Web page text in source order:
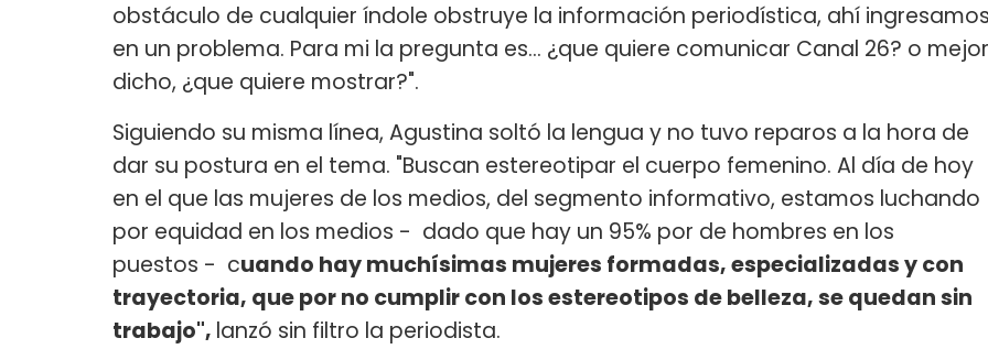
obstáculo de cualquier índole obstruye la información periodística, ahí
en un problema. Para mi la pregunta es... ¿que quiere comunicar Canal 26? o mejor
dicho, ¿que quiere mostrar?".
Siguiendo su misma línea, Agustina soltó la lengua y no tuvo reparos a la hora de
dar su postura en el tema. "Buscan estereotipar el cuerpo femenino. Al día de hoy
en el que las mujeres de los medios, del segmento informativo, estamos luchando
por equidad en los medios - dado que hay un 95% por de hombres en los
puestos - cuando hay muchísimas mujeres formadas, especializadas y con
trayectoria, que por no cumplir con los estereotipos de belleza, se quedan sin
trabajo", lanzó sin filtro la periodista.